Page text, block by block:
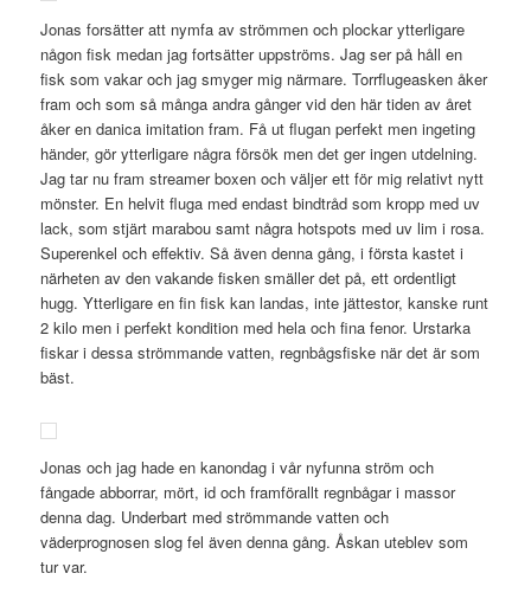
Jonas forsätter att nymfa av strömmen och plockar ytterligare
någon fisk medan jag fortsätter uppströms. Jag ser på håll en
fisk som vakar och jag smyger mig närmare. Torrflugeasken åker
fram och som så många andra gånger vid den här tiden av året
åker en danica imitation fram. Få ut flugan perfekt men ingeting
händer, gör ytterligare några försök men det ger ingen utdelning.
Jag tar nu fram streamer boxen och väljer ett för mig relativt nytt
mönster. En helvit fluga med endast bindtråd som kropp med uv
lack, som stjärt marabou samt några hotspots med uv lim i rosa.
Superenkel och effektiv. Så även denna gång, i första kastet i
närheten av den vakande fisken smäller det på, ett ordentligt
hugg. Ytterligare en fin fisk kan landas, inte jättestor, kanske runt
2 kilo men i perfekt kondition med hela och fina fenor. Urstarka
fiskar i dessa strömmande vatten, regnbågsfiske när det är som
bäst.
Jonas och jag hade en kanondag i vår nyfunna ström och
fångade abborrar, mört, id och framförallt regnbågar i massor
denna dag. Underbart med strömmande vatten och
väderprognosen slog fel även denna gång. Åskan uteblev som
tur var.